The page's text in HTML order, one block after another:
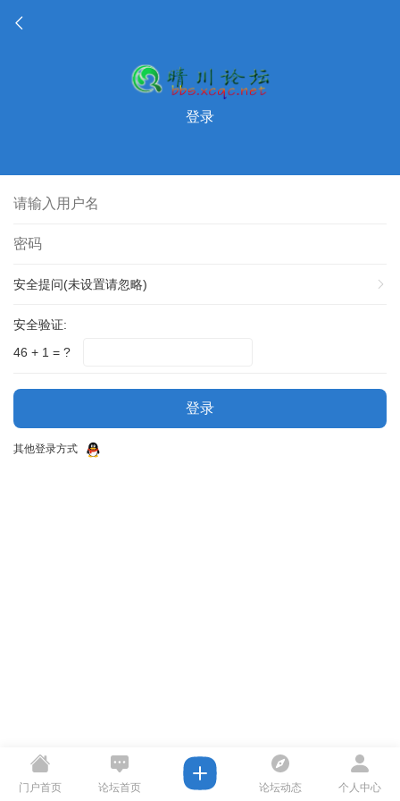
登录
安全提问(未设置请忽略)
安全验证:
46 + 1 = ?
登录
其他登录方式
门户首页 论坛首页 论坛动态 个人中心